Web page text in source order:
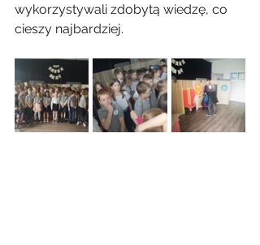
wykorzystywali zdobytą wiedzę, co
cieszy najbardziej.